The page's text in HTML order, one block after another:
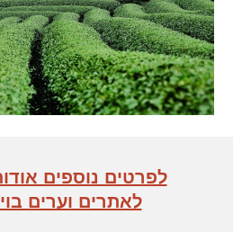
לפרטים נוספים
לאתרים וערים